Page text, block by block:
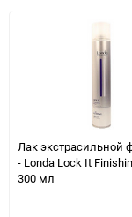
Лак экстрасильной
- Londa Lock It
300 мл